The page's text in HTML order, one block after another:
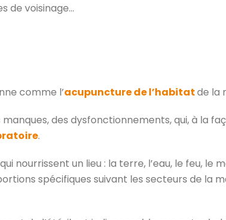
de voisinage…
comme l’acupuncture de l’habitatde la
des dysfonctionnements, qui, à la
.
nourrissent un lieu : la terre, l’eau, le feu, le
spécifiques suivant les secteurs de la